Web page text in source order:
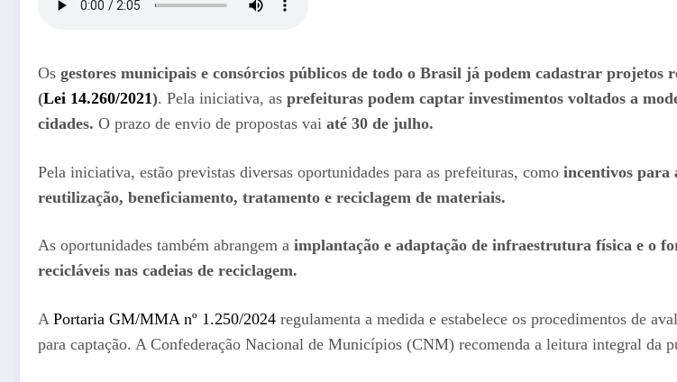
Os gestores municipais e consórcios públicos de todo o Brasil já podem cadastrar
(Lei 14.260/2021). Pela iniciativa, as prefeituras podem captar investimentos voltados a
cidades. O prazo de envio de propostas vai até 30 de julho.
Pela iniciativa, estão previstas diversas oportunidades para as prefeituras, como incentivos para
reutilização, beneficiamento, tratamento e reciclagem de materiais.
As oportunidades também abrangem a implantação e adaptação de infraestrutura física e o
recicláveis nas cadeias de reciclagem.
A Portaria GM/MMA nº 1.250/2024 regulamenta a medida e estabelece os procedimentos de
para captação. A Confederação Nacional de Municípios (CNM) recomenda a leitura integral da